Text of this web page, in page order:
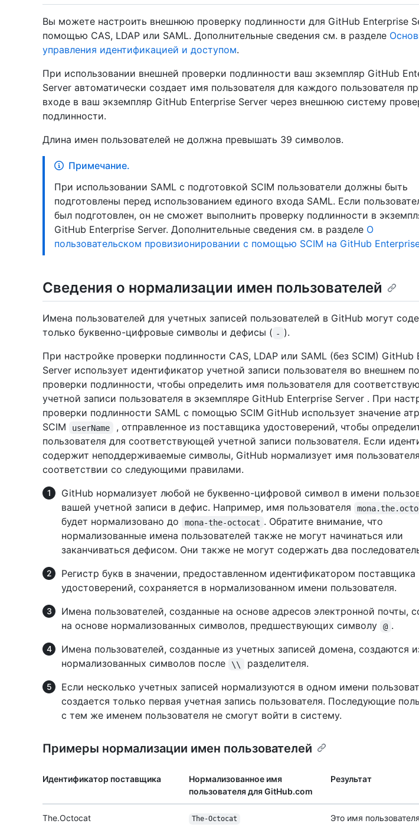
Вы можете настроить внешнюю проверку подлинности для GitHub Enterprise
помощью CAS, LDAP или SAML. Дополнительные сведения см. в разделе
управления идентификацией и доступом.
При использовании внешней проверки подлинности ваш экземпляр GitHub
Server автоматически создает имя пользователя для каждого пользователя
входе в ваш экземпляр GitHub Enterprise Server через внешнюю систему
подлинности.
Длина имен пользователей не должна превышать 39 символов.
Примечание.
При использовании SAML с подготовкой SCIM пользователи должны быть
подготовлены перед использованием единого входа SAML. Если
был подготовлен, он не сможет выполнить проверку подлинности в
GitHub Enterprise Server. Дополнительные сведения см. в разделе О
пользовательском провизионировании с помощью SCIM на GitHub
Сведения о нормализации имен пользователей
Имена пользователей для учетных записей пользователей в GitHub могут
только буквенно-цифровые символы и дефисы ( - ).
При настройке проверки подлинности CAS, LDAP или SAML (без SCIM) GitHub
Server использует идентификатор учетной записи пользователя во внешнем
проверки подлинности, чтобы определить имя пользователя для
учетной записи пользователя в экземпляре GitHub Enterprise Server . При
проверки подлинности SAML с помощью SCIM GitHub использует значение
SCIM
userName
, отправленное из поставщика удостоверений, чтобы
пользователя для соответствующей учетной записи пользователя. Если
содержит неподдерживаемые символы, GitHub нормализует имя
соответствии со следующими правилами.
GitHub нормализует любой не буквенно-цифровой символ в имени
вашей учетной записи в дефис. Например, имя пользователя
будет нормализовано до mona-the-octocat . Обратите внимание, что
нормализованные имена пользователей также не могут начинаться или
заканчиваться дефисом. Они также не могут содержать два
Регистр букв в значении, предоставленном идентификатором поставщика
удостоверений, сохраняется в нормализованном имени пользователя.
Имена пользователей, созданные на основе адресов электронной почты,
на основе нормализованных символов, предшествующих символу
@ .
Имена пользователей, созданные из учетных записей домена, создаются
нормализованных символов после
\\
разделителя.
Если несколько учетных записей нормализуются в одном имени
создается только первая учетная запись пользователя. Последующие
с тем же именем пользователя не смогут войти в систему.
Примеры нормализации имен пользователей
Идентификатор поставщика
Нормализованное имя
пользователя для GitHub.com
Результат
The.Octocat The-Octocat
Это имя